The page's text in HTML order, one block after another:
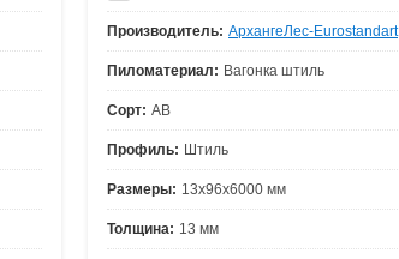
Производитель: АрхангеЛес-Eurostandart
Пиломатериал: Вагонка штиль
Сорт: АВ
Профиль: Штиль
Размеры: 13х96х6000 мм
Толщина: 13 мм